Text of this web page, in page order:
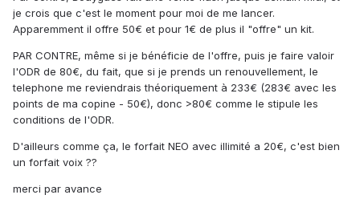
je crois que c'est le moment pour moi de me lancer.
Apparemment il offre 50€ et pour 1€ de plus il "offre" un kit.
PAR CONTRE, même si je bénéficie de l'offre, puis je faire valoir
l'ODR de 80€, du fait, que si je prends un renouvellement, le
telephone me reviendrais théoriquement à 233€ (283€ avec les
points de ma copine - 50€), donc >80€ comme le stipule les
conditions de l'ODR.
D'ailleurs comme ça, le forfait NEO avec illimité a 20€, c'est bien
un forfait voix ??
merci par avance